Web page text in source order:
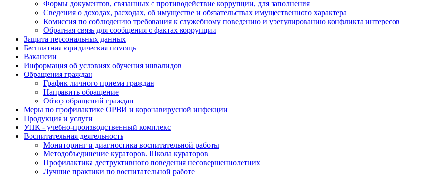
Формы документов, связанных с противодействие коррупции, для заполнения
Сведения о доходах, расходах, об имуществе и обязательствах имущественного характера
Комиссия по соблюдению требования к служебному поведению и урегулированию конфликта интересов
Обратная связь для сообщения о фактах коррупции
Защита персональных данных
Бесплатная юридическая помощь
Вакансии
Информация об условиях обучения инвалидов
Обращения граждан
График личного приема граждан
Направить обращение
Обзор обращений граждан
Меры по профилактике ОРВИ и коронавирусной инфекции
Продукция и услуги
УПК - учебно-производственный комплекс
Воспитательная деятельность
Мониторинг и диагностика воспитательной работы
Методобъединение кураторов. Школа кураторов
Профилактика деструктивного поведения несовершеннолетних
Лучшие практики по воспитательной работе